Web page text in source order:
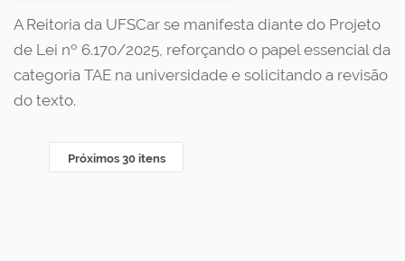
A Reitoria da UFSCar se manifesta diante do Projeto
de Lei nº 6.170/2025, reforçando o papel essencial da
categoria TAE na universidade e solicitando a revisão
do texto.
Próximos 30 itens